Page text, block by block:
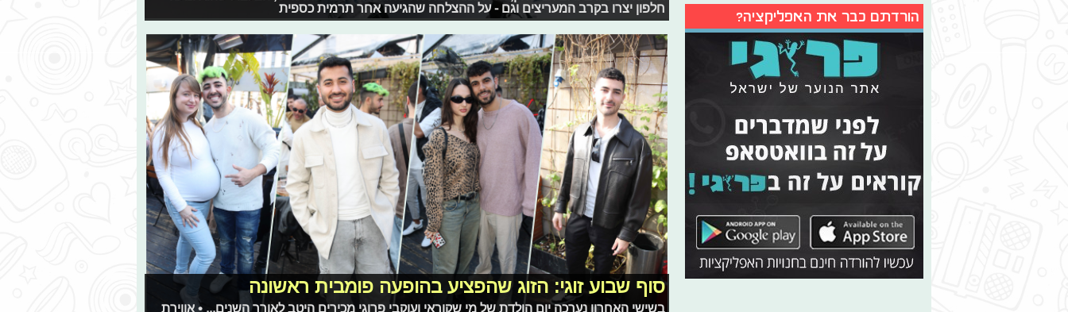
חלפון יצרו בקרב המעריצים וגם - על ההצלחה שהגיעה אחר תרמית כספית
סוף שבוע זוגי: הזוג שהפציע בהופעה פומבית ראשונה
בשישי האחרון נערכה יום הולדת של מי שקוראי ועוקבי פרוגי מכירים היטב לאורך השנים... • אווירת
הורדתם כבר את האפליקציה?